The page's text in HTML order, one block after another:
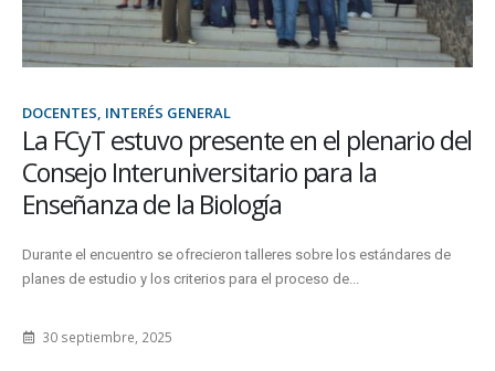
DOCENTES, SEC. DE INVESTIGACIÓN Y POSGRADO
El Laboratorio de Actuopalinología
participó del lanzamiento de la semana
de la miel 2024
La Unidad de Investigación fue invitada por la Coordinación de
Apicultura del Ministerio de Desarrollo Económico del Gobierno de